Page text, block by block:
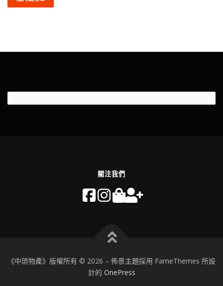
關注我們
《中琉物產》版權所有 © 2026 – 佈景主題採用 FameThemes 所設
計的 OnePress